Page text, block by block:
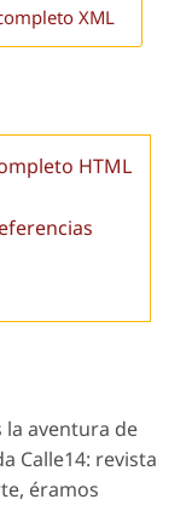
XML
HTML
la aventura de
Calle14: revista
éramos